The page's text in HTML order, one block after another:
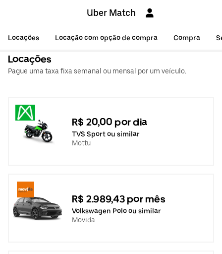
Uber Match
Locações Locação com opção de compra Compra
Locações
Pague uma taxa fixa semanal ou mensal por um veículo.
R$ 20,00 por dia
TVS Sport ou similar
Mottu
R$ 2.989,43 por mês
Volkswagen Polo ou similar
Movida